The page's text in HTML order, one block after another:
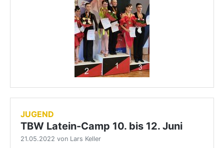
JUGEND
TBW Latein-Camp 10. bis 12. Juni
21.05.2022 von Lars Keller